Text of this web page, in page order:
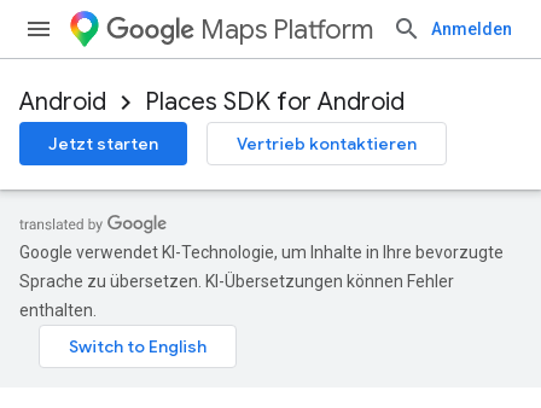
Maps Platform Anmelden
Android Places SDK for Android
Jetzt starten Vertrieb kontaktieren
Google verwendet KI-Technologie, um Inhalte in Ihre bevorzugte
Sprache zu übersetzen. KI-Übersetzungen können Fehler
enthalten.